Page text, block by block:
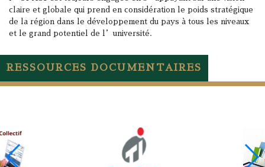
claire et globale qui prend en considération le poids stratégique
de la région dans le développement du pays à tous les niveaux
et le grand potentiel de l’université.
RESSOURCES DOCUMENTAIRES